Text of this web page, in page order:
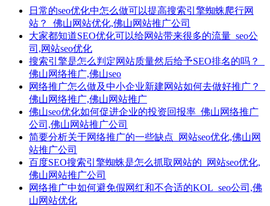
日常的seo优化中怎么做可以提高搜索引擎蜘蛛爬行网
站？_佛山网站优化,佛山网站推广公司
大家都知道SEO优化可以给网站带来很多的流量_seo公
司,网站seo优化
搜索引擎是怎么判定网站质量然后给予SEO排名的吗？_
佛山网络推广,佛山seo
网络推广怎么做及中小企业新建网站如何去做好推广？_
佛山网络推广,佛山网站推广
佛山seo优化如何促进企业的投资回报率_佛山网络推广
公司,佛山网站推广公司
简要分析关于网络推广的一些缺点_网站seo优化,佛山网
站推广公司
百度SEO搜索引擎蜘蛛是怎么抓取网站的_网站seo优化,
佛山网站推广公司
网络推广​中如何避免假网红和不合适的KOL_seo公司,佛
山网站优化